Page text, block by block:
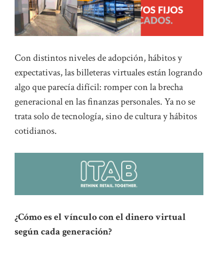
Con distintos niveles de adopción, hábitos y
expectativas, las billeteras virtuales están logrando
algo que parecía difícil: romper con la brecha
generacional en las finanzas personales. Ya no se
trata solo de tecnología, sino de cultura y hábitos
cotidianos.
¿Cómo es el vínculo con el dinero virtual
según cada generación?